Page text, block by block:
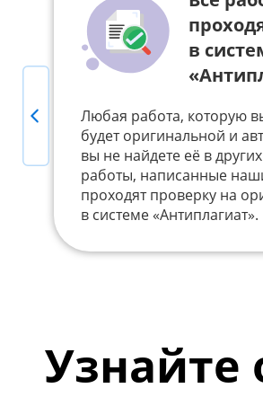
Previous
в
Любая работа, которую
будет оригинальной и
вы не найдете её в
работы, написанные
проходят проверку на
в системе «Антиплагиат».
Узнайте